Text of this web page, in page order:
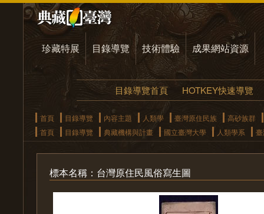
珍藏特展 目錄導覽 技術體驗 成果網站資源
目錄導覽首頁 HOTKEY快速導覽
首頁 目錄導覽 內容主題 人類學 臺灣原住民族
高砂族群
首頁
目錄導覽 典藏機構與計畫 國立臺灣大學 人類學系
標本名稱：台灣原住民風俗寫生圖